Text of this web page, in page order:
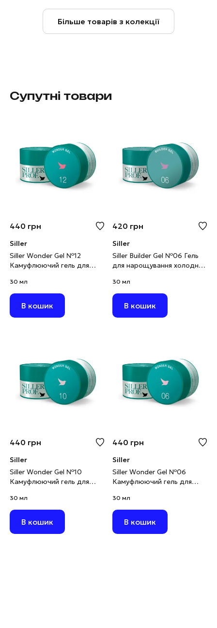
Більше товарів з колекції
Супутні товари
440 грн
Siller
Siller Wonder Gel №12
Камуфлюючий гель для
мл
30 мл
В кошик
420 грн
Siller
Siller Builder Gel №06 Гель
для нарощування холодний
30 мл
В кошик
440 грн
Siller
Siller Wonder Gel №10
Камуфлюючий гель для
хмара, 30 мл
30 мл
В кошик
440 грн
Siller
Siller Wonder Gel №06
Камуфлюючий гель для
ліловий, 30 мл
30 мл
В кошик